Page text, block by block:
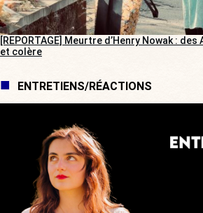
[REPORTAGE] Meurtre d’Henry Nowak :
et colère
ENTRETIENS/RÉACTIONS